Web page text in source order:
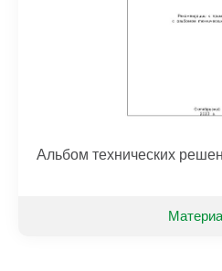
Альбом технических